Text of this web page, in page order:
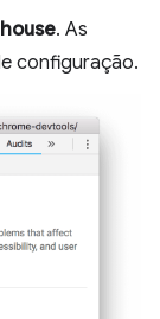
. As
configuração.